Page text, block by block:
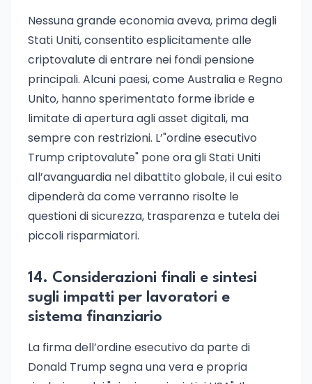
Nessuna grande economia aveva, prima degli
Stati Uniti, consentito esplicitamente alle
criptovalute di entrare nei fondi pensione
principali. Alcuni paesi, come Australia e Regno
Unito, hanno sperimentato forme ibride e
limitate di apertura agli asset digitali, ma
sempre con restrizioni. L’"ordine esecutivo
Trump criptovalute" pone ora gli Stati Uniti
all’avanguardia nel dibattito globale, il cui esito
dipenderà da come verranno risolte le
questioni di sicurezza, trasparenza e tutela dei
piccoli risparmiatori.
14. Considerazioni finali e sintesi
sugli impatti per lavoratori e
sistema finanziario
La firma dell’ordine esecutivo da parte di
Donald Trump segna una vera e propria